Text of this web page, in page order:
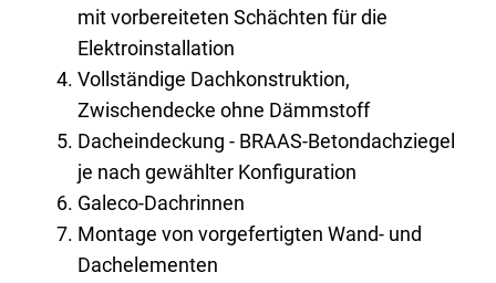
mit vorbereiteten Schächten für die
Elektroinstallation
Vollständige Dachkonstruktion,
Zwischendecke ohne Dämmstoff
Dacheindeckung - BRAAS-Betondachziegel
je nach gewählter Konfiguration
Galeco-Dachrinnen
Montage von vorgefertigten Wand- und
Dachelementen